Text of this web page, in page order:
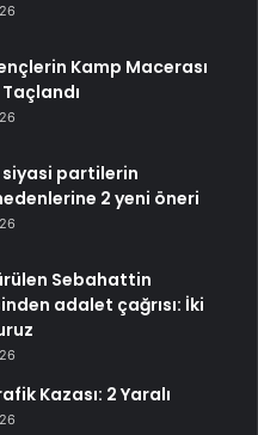
Kamp Macerası
siyasi partilerin
2 yeni öneri
Sebahattin
adalet çağrısı: İki
Kazası: 2 Yaralı